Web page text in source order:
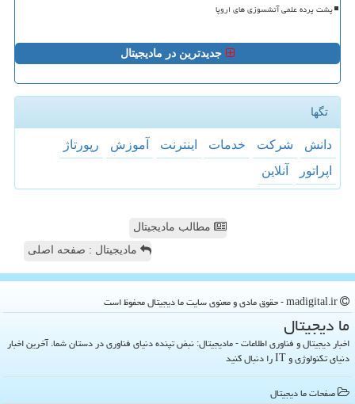
پشت پرده علمی آتشسوزی های اروپا
جدیدترین در مادیجیتال
تگها
دانش شركت خدمات اینترنت آموزش
رپورتاژ
اپراتور
آنلاین
مطالب مادیجیتال
مادیجیتال : صفحه اصلی
ما دیجیتال
اخبار دیجیتال و فناوری اطلاعات - مادیجیتال: نبض تپنده دنیای فناوری در دستان شما. آخرین اخبار
دنیای تکنولوژی و IT را دنبال کنید
صفحات ما دیجیتال